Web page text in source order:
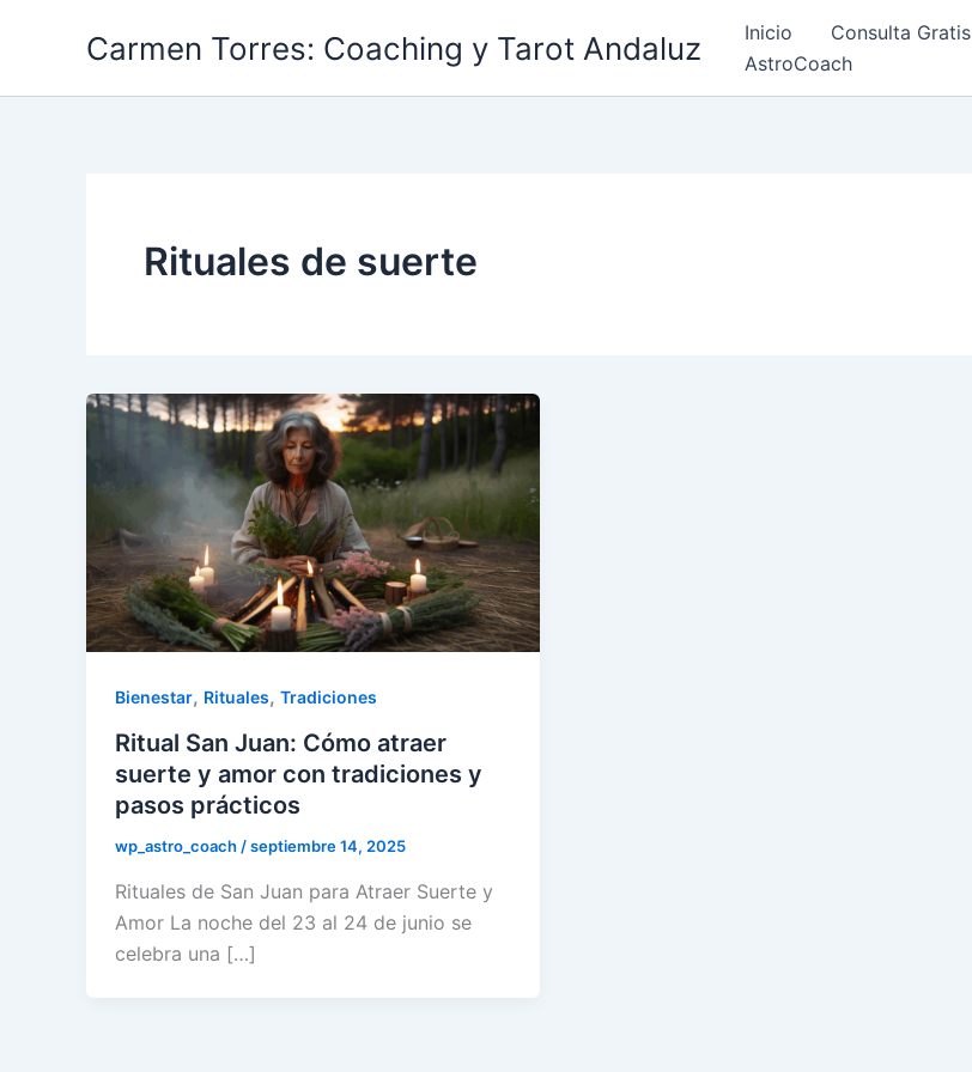
Carmen Torres: Coaching y Tarot Andaluz Inicio Consulta Gratis
AstroCoach
Rituales de suerte
Bienestar, Rituales, Tradiciones
Ritual San Juan: Cómo atraer
suerte y amor con tradiciones y
pasos prácticos
wp_astro_coach /septiembre 14, 2025
Rituales de San Juan para Atraer Suerte y
Amor La noche del 23 al 24 de junio se
celebra una […]